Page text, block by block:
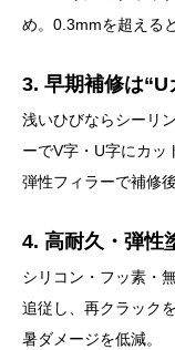
め。0.3mmを超える
3. 早期補修は
浅いひびならシーリ
ーでV字・U字にカ
弾性フィラーで補修
4. 高耐久・弾性
シリコン・フッ素・
追従し、再クラック
暑ダメージを低減。